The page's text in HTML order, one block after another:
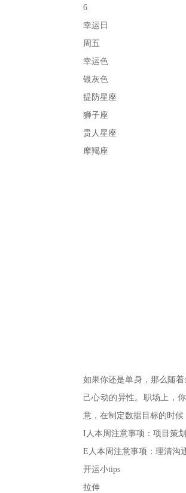
6
幸运日
周五
幸运色
银灰色
提防星座
狮子座
贵人星座
摩羯座
如果你还是单身，那么随
己心动的异性。职场上，
意，在制定数据目标的时
I人本周注意事项：项目策
E人本周注意事项：理清沟
开运小tips
拉伸